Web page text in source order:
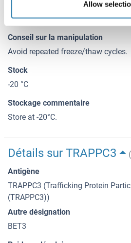
Allow
HAZARDOUS SUBSTANCE which
trained staff only.
Conseil sur la manipulation
Avoid repeated freeze/thaw cycles.
Stock
-20 °C
Stockage commentaire
Store at -20°C.
Détails sur TRAPPC3
Antigène
TRAPPC3 (Trafficking Protein
(TRAPPC3))
Autre désignation
BET3